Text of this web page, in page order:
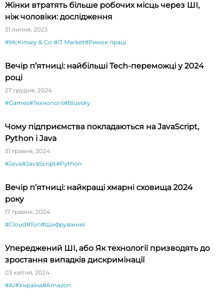
Жінки втратять більше робочих місць через ШІ,
ніж чоловіки: дослідження
31 липня, 2023
#McKinsey & Co.#IT Market#Ринок праці
Вечір п’ятниці: найбільші Tech-переможці у 2024
році
27 грудня, 2024
#Games#Технології#Bluesky
Чому підприємства покладаються на JavaScript,
Python і Java
31 травня, 2024
#Java#JavaScript#Python
Вечір п’ятниці: найкращі хмарні сховища 2024
року
17 травня, 2024
#Cloud#Топ#Шифрування
Упереджений ШІ, або Як технології призводять до
зростання випадків дискримінації
03 квітня, 2024
#AI#Україна#Amazon